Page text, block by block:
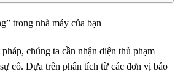
trong nhà máy của bạn
chúng ta cần nhận diện thủ phạm
cố. Dựa trên phân tích từ các đơn vị bảo